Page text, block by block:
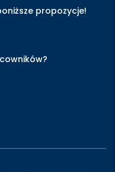
propozycje!